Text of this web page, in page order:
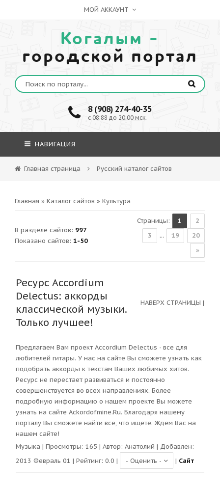
МОЙ АККАУНТ
Когалым -
городской портал
8 (908) 274-40-35
c 08:88 до 20:00 мск.
НАВИГАЦИЯ
Главная страница Русский каталог сайтов
Главная » Каталог сайтов » Культура
В разделе сайтов: 997
Показано сайтов: 1-50
Страницы: 1
2
3
... 19
20
»
Ресурс Accordium
Delectus: аккорды
классической музыки.
Только лучшее!
НАВЕРХ СТРАНИЦЫ |
Предлагаем Вам проект Accordium Delectus - все для
любителей гитары. У нас на сайте Вы сможете узнать как
подобрать аккорды к текстам Ваших любимых хитов.
Ресурс не перестает развиваться и постоянно
совершенствуется во всех направлениях. Более
подробную информацию о нашем проекте Вы можете
узнать на сайте Ackordofmine.Ru. Благодаря нашему
порталу Вы сможете найти все, что ищете. Ждем Вас на
нашем сайте!
Музыка | Просмотры: 165 | Автор: Анатолий | Добавлен:
2013 Февраль 01 | Рейтинг: 0.0 | | Сайт